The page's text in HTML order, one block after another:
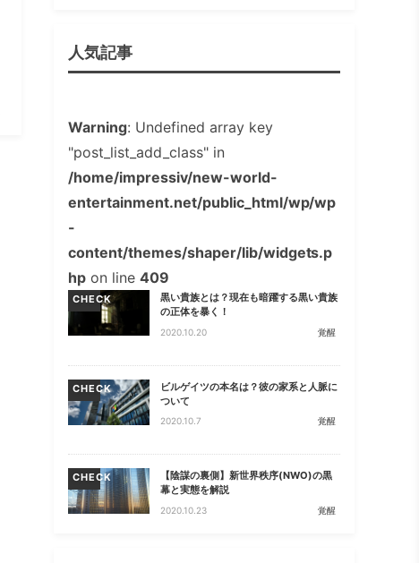
人気記事
Warning: Undefined array key
"post_list_add_class" in
/home/impressiv/new-world-
entertainment.net/public_html/wp/wp
-
content/themes/shaper/lib/widgets.p
hpon line 409
CHECK
黒い貴族とは？現在も暗躍する黒い貴族
の正体を暴く！
2020.10.20 覚醒
CHECK
ビルゲイツの本名は？彼の家系と人脈に
ついて
2020.10.7 覚醒
CHECK
【陰謀の裏側】新世界秩序(NWO)の黒
幕と実態を解説
2020.10.23 覚醒